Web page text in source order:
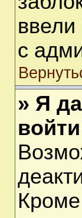
с
» Я